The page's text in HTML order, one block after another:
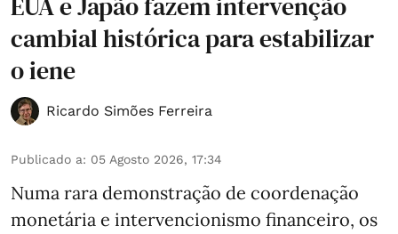
cambial histórica para estabilizar
o iene
Ricardo Simões Ferreira
Publicado a: 05 Agosto 2026, 17:34
Numa rara demonstração de coordenação
monetária e intervencionismo financeiro, os